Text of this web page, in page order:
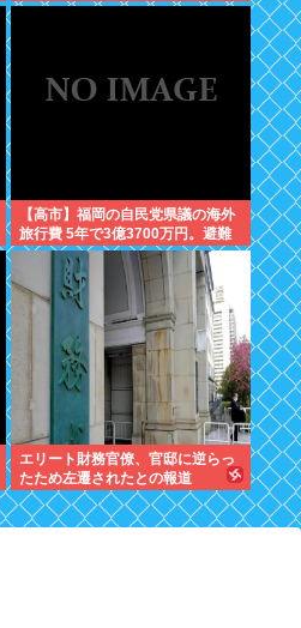
【高市】福岡の自民党県議の海外
旅行費 5年で3億3700万円。避難
所で使えるテント 1個2万円。
エリート財務官僚、官邸に逆らっ
たため左遷されたとの報道